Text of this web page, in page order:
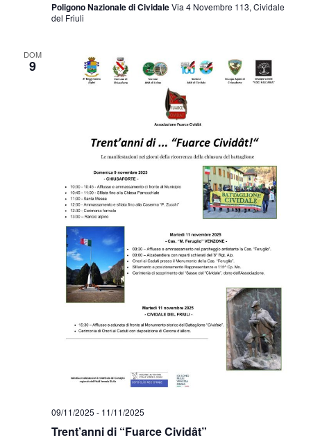
Poligono Nazionale di CividaleVia 4 Novembre 113, Cividale
del Friuli
DOM
9
Trent’anni di “Fuarce Cividât”
09/11/2025 - 11/11/2025